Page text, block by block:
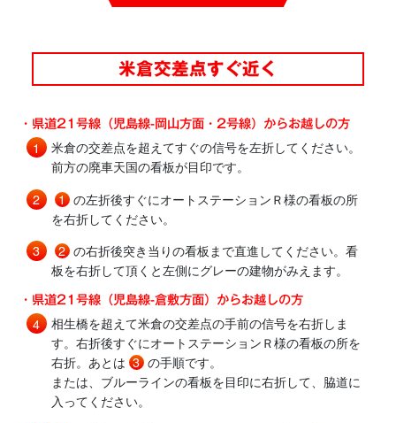
米倉交差点すぐ近く
・県道21号線（児島線-岡山方面・2号線）からお越しの方
米倉の交差点を超えてすぐの信号を左折してください。
前方の廃車天国の看板が目印です。
1 の左折後すぐにオートステーションＲ様の看板の所
を右折してください。
2 の右折後突き当りの看板まで直進してください。看
板を右折して頂くと左側にグレーの建物がみえます。
・県道21号線（児島線-倉敷方面）からお越しの方
相生橋を超えて米倉の交差点の手前の信号を右折しま
す。右折後すぐにオートステーションＲ様の看板の所を
右折。あとは 3 の手順です。
または、ブルーラインの看板を目印に右折して、脇道に
入ってください。